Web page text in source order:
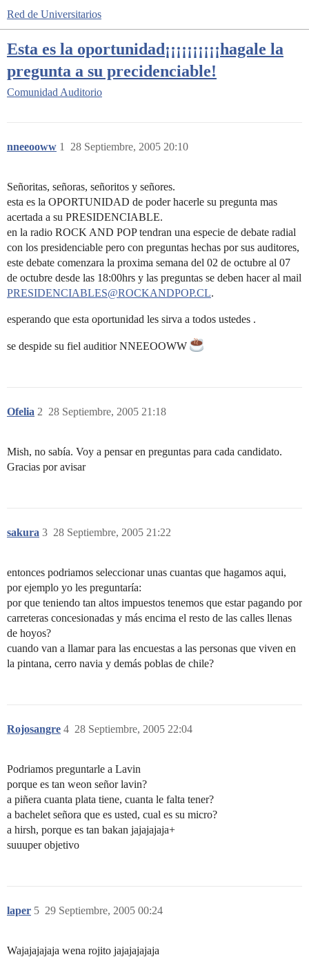
Red de Universitarios
Esta es la oportunidad¡¡¡¡¡¡¡¡¡¡hagale la
pregunta a su precidenciable!
Comunidad Auditorio
nneeooww 28 Septiembre, 2005 20:10
1
Señoritas, señoras, señoritos y señores.
esta es la OPORTUNIDAD de poder hacerle su pregunta mas
acertada a su PRESIDENCIABLE.
en la radio ROCK AND POP tendran una especie de debate radial
con los presidenciable pero con preguntas hechas por sus auditores,
este debate comenzara la proxima semana del 02 de octubre al 07
de octubre desde las 18:00hrs y las preguntas se deben hacer al mail
PRESIDENCIABLES@ROCKANDPOP.CL.
esperando que esta oportunidad les sirva a todos ustedes .
se despide su fiel auditior NNEEOOWW
Ofelia 28 Septiembre, 2005 21:18
2
Mish, no sabía. Voy a pensar en preguntas para cada candidato.
Gracias por avisar
sakura 28 Septiembre, 2005 21:22
3
entonces podriamos seleccionar unas cuantas que hagamos aqui,
por ejemplo yo les preguntaría:
por que teniendo tan altos impuestos tenemos que estar pagando por
carreteras concesionadas y más encima el resto de las calles llenas
de hoyos?
cuando van a llamar para las encuestas a las personas que viven en
la pintana, cerro navia y demás poblas de chile?
Rojosangre 28 Septiembre, 2005 22:04
4
Podriamos preguntarle a Lavin
porque es tan weon señor lavin?
a piñera cuanta plata tiene, cuanta le falta tener?
a bachelet señora que es usted, cual es su micro?
a hirsh, porque es tan bakan jajajajaja+
suuuper objetivo
laper 29 Septiembre, 2005 00:24
5
Wajajajajaja wena rojito jajajajajaja